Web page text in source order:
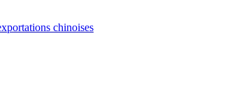
chinoises